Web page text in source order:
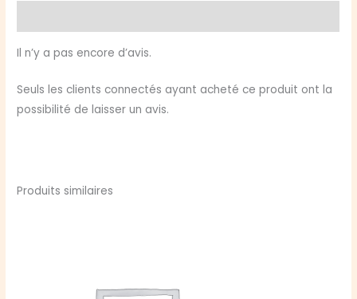
de
:
Sorcier
Il n’y a pas encore d’avis.
Seuls les clients connectés ayant acheté ce produit ont la
possibilité de laisser un avis.
Produits similaires